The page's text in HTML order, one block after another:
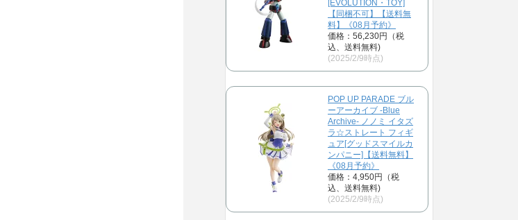
[EVOLUTION・TOY]
【同梱不可】【送料無
料】《08月予約》
価格：56,230円（税
込、送料無料)
(2025/2/9時点)
POP UP PARADE ブル
ーアーカイブ -Blue
Archive- ノノミ イタズ
ラ☆ストレート フィギ
ュア[グッドスマイルカ
ンパニー]【送料無料】
《08月予約》
価格：4,950円（税
込、送料無料)
(2025/2/9時点)